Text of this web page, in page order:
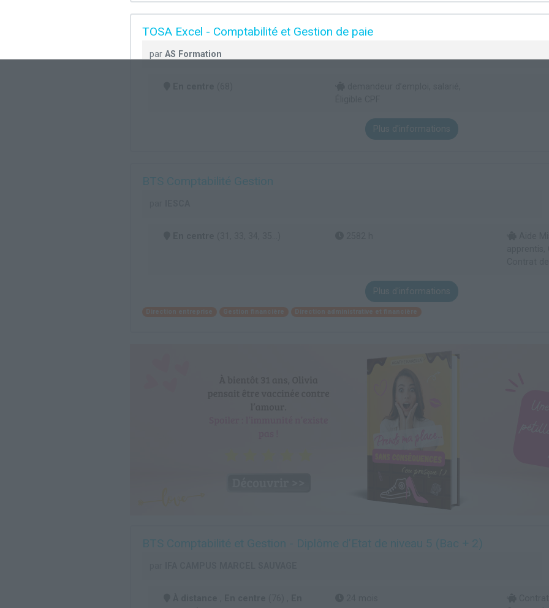
TOSA Excel - Comptabilité et Gestion de paie
par AS Formation
Plus d'informations
BTS Comptabilité Gestion
Plus d'informations
BTS Comptabilité et Gestion - Diplôme d’Etat de niveau 5 (Bac + 2)